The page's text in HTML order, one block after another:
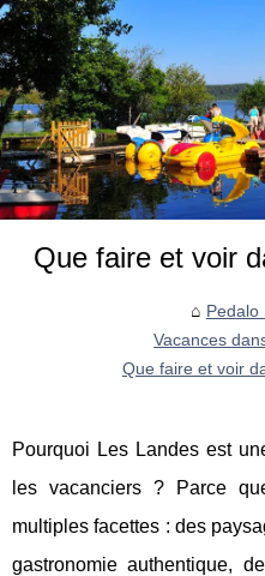
Que faire et voir
Pedalo
Vacances
Que faire et voir
Pourquoi Les Landes est
les vacanciers ? Parce
multiples facettes : des
gastronomie authentique,